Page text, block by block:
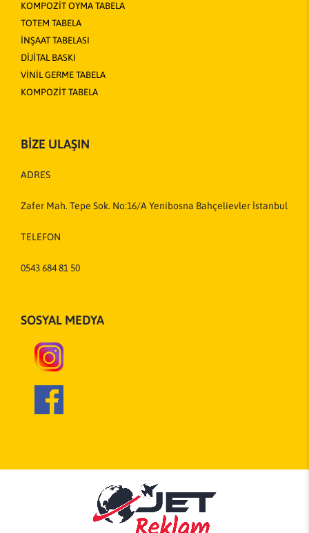
KOMPOZİT OYMA TABELA
TOTEM TABELA
İNŞAAT TABELASI
DİJİTAL BASKI
VİNİL GERME TABELA
KOMPOZİT TABELA
BİZE ULAŞIN
ADRES
Zafer Mah. Tepe Sok. No:16/A Yenibosna Bahçelievler İstanbul
TELEFON
0543 684 81 50
SOSYAL MEDYA